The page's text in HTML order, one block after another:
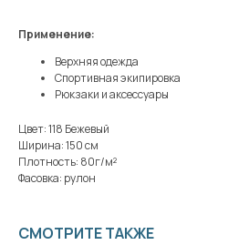
Применение:
Верхняя одежда
Спортивная экипировка
Рюкзаки и аксессуары
Цвет: 118 Бежевый
Ширина: 150 см
Плотность: 80г/м²
Фасовка: рулон
СМОТРИТЕ ТАКЖЕ